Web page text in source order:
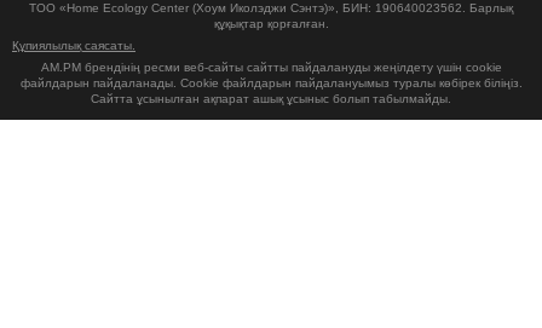
ТОО «Home Ecology Center (Хоум Иколэджи Сэнтэ)», БИН: 190640023562. Барлық
құқықтар қорғалған.
Құпиялылық саясаты.
AM.PM брендінің ресми веб-сайты сайтты пайдалануды жеңілдету үшін cookie
файлдарын пайдаланады. Cookie файлдарын пайдалануымыз туралы көбірек біліңіз.
Сайтта ұсынылған ақпарат ашық ұсыныс болып табылмайды.